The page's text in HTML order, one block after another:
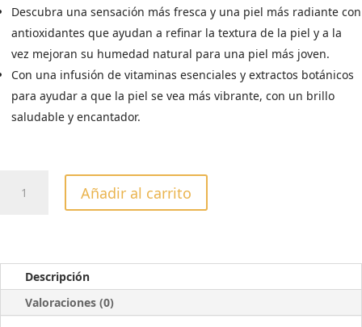
Descubra una sensación más fresca y una piel más radiante con
antioxidantes que ayudan a refinar la textura de la piel y a la
vez mejoran su humedad natural para una piel más joven.
Con una infusión de vitaminas esenciales y extractos botánicos
para ayudar a que la piel se vea más vibrante, con un brillo
saludable y encantador.
ULTRA
TRUFA
BLANCA
237ML
Añadir al carrito
Descripción
Valoraciones (0)